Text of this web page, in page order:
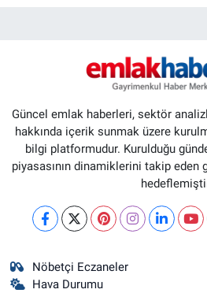
Güncel emlak haberleri, sektör
hakkında içerik sunmak üzere
bilgi platformudur. Kurulduğu
piyasasının dinamiklerini takip eden
Nöbetçi Eczaneler
Hava Durumu